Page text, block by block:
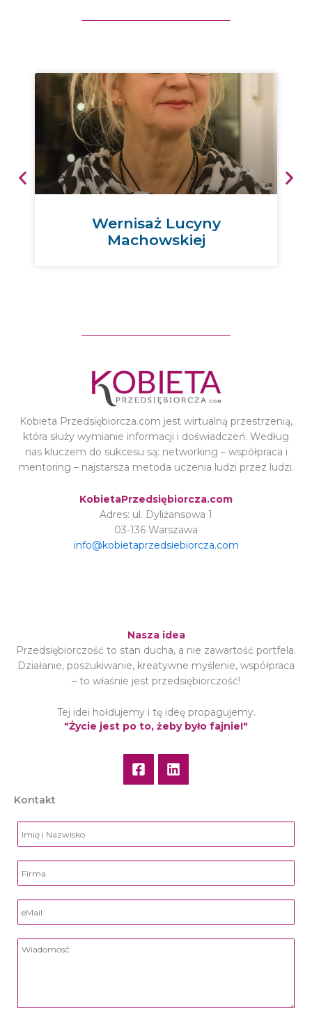
Wernisaż Lucyny
Machowskiej
Kobieta Przedsiębiorcza.com jest wirtualną przestrzenią,
która służy wymianie informacji i doświadczeń. Według
nas kluczem do sukcesu są: networking – współpraca i
mentoring – najstarsza metoda uczenia ludzi przez ludzi.
KobietaPrzedsiębiorcza.com
Adres: ul. Dyliżansowa 1
03-136 Warszawa
info@kobietaprzedsiebiorcza.com
Nasza idea
Przedsiębiorczość to stan ducha, a nie zawartość portfela.
Działanie, poszukiwanie, kreatywne myślenie, współpraca
– to właśnie jest przedsiębiorczość!
Tej idei hołdujemy i tę ideę propagujemy.
"Życie jest po to, żeby było fajnie!"
Kontakt